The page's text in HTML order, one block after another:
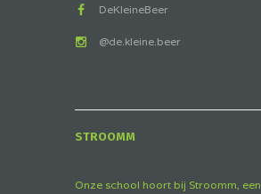
DeKleineBeer
@de.kleine.beer
STROOMM
Onze school hoort bij Stroomm, een